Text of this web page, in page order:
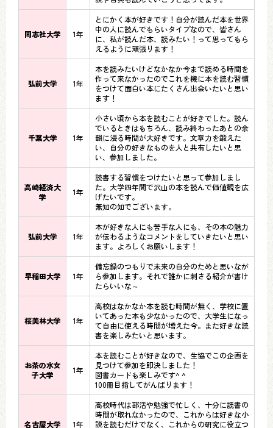
同志社大学 1年
とにかく本が好きです！自分が読んだ本を世界
中の人に読んでもらいタイプなので、皆さん
に、私が読んだ本、読みたい！って思ってもら
えるように頑張ります！
弘前大学 1年
本を読みたいけどなかなか今まで読める時間を
作って来なかったのでこれを機に本を読む習慣
をつけて面白い本にたくさん出会いたいと思い
ます！
千葉大学 1年
小さい頃から本を読むことが好きでした。読ん
でいるときはもちろん、読み終わったあとの余
韻に浸る時間が大好きです。文章力を鍛えた
い、自分の好きなものを人と共有したいと思
い、参加しました。
高崎経済大
学
1年
読書する習慣をつけたいと思って参加しまし
た。大学四年間で沢山の本を読んで価値観を広
げたいです。
無知の知でございます。
弘前大学 1年
本が好きな人にも苦手な人にも、その本の魅力
が伝わるようなコメントをしていきたいと思い
ます。よろしくお願いします！
早稲田大学 1年
備忘録のつもりで未来の自分のためと思いなが
ら参加します。それで誰かに刺さる紹介が書け
たらいいな～
桜美林大学 1年
高校はなかなか本を読む時間が無く、学校に置
いてあった本も少なかったので、大学生になっ
て自由に使える時間が増えた今。また好きな読
書を楽しみたいと思います。
お茶の水女
子大学
1年
本を読むことが好きなので、生協でこの企画を
見つけて参加を即決しました！
図書カードも楽しみです^ ^
100冊目指してがんばります！
名古屋大学 1年
高校時代は部活や勉強で忙しく、十分に読書の
時間が取れなかったので、これからは好きな小
説を読むだけでなく、これからの研究に役立つ